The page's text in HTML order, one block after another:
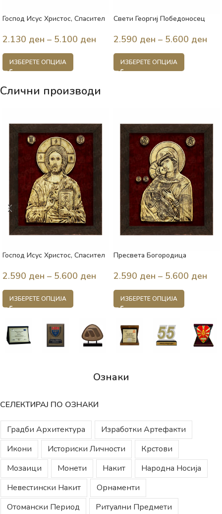
Господ Исус Христос, Спасител
2.130 ден – 5.100 ден
ИЗБЕРЕТЕ ОПЦИЈА
Свети Георгиј Победоносец
2.590 ден – 5.600 ден
ИЗБЕРЕТЕ ОПЦИЈА
Слични производи
Господ Исус Христос, Спасител
2.590 ден – 5.600 ден
ИЗБЕРЕТЕ ОПЦИЈА
Пресвета Богородица
2.590 ден – 5.600 ден
ИЗБЕРЕТЕ ОПЦИЈА
Ознаки
СЕЛЕКТИРАЈ ПО ОЗНАКИ
Градби Архитектура
Изработки Артефакти
Икони
Историски Личности
Крстови
Мозаици
Монети Накит
Народна Носија
Невестински Накит
Орнаменти
Отомански Период
Ритуални Предмети